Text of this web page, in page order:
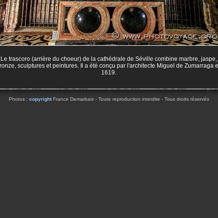
Le trascoro (arrière du choeur) de la cathédrale de Séville combine marbre, jaspe,
sculptures et peintures. Il a été conçu par l'architecte Miguel de Zumarraga
1619.
Photos : copyrightFrance Demarbaix - Toute reproduction interdite - Tous droits réservés